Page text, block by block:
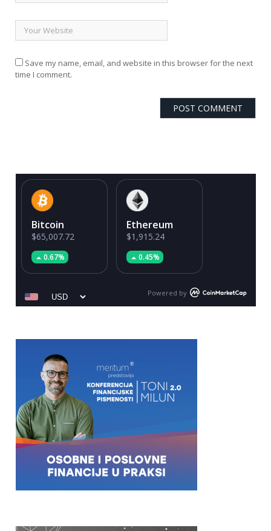
Save my name, email, and website in this browser for the next
time I comment.
Bitcoin
$65,007.72
0.67%
Ethereum
$1,915.24
0.45%
Powered by